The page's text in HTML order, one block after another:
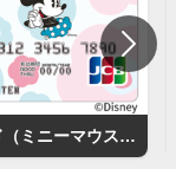
楽天カード（ミニーマウス デザイン）